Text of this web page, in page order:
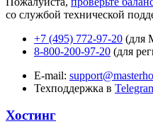
со службой технической
+7 (495) 772-97-20 (для
8-800-200-97-20 (для
E-mail:
Техподдержка в
Хостинг